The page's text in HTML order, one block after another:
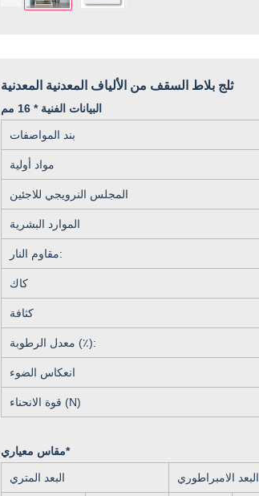
ثلج بلاط السقف من الألياف المعدنية المعدنية
البيانات الفنية * 16 مم
بند المواصفات
مواد أولية
المجلس النرويجي للاجئين
الموارد البشرية
مقاوم النار:
كاك
كثافة
معدل الرطوبة (٪):
انعكاس الضوء
قوة الانحناء (N)
مقاس معياري*
البعد المتري البعد الامبراطوري